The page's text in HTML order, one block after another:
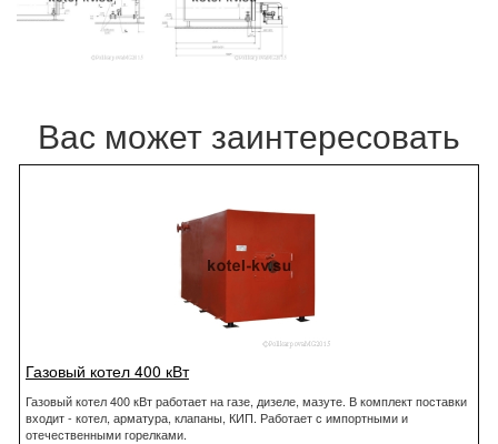
Вас может заинтересовать
Газовый котел 400 кВт
Газовый котел 400 кВт работает на газе, дизеле, мазуте. В комплект поставки
входит - котел, арматура, клапаны, КИП. Работает с импортными и
отечественными горелками.